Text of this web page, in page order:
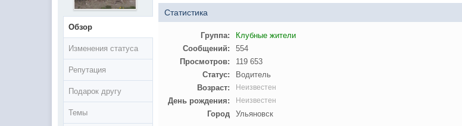
Обзор
Изменения статуса
Репутация
Подарок другу
Темы
Статистика
Группа:
Клубные жители
Сообщений:
554
Просмотров:
119 653
Статус:
Водитель
Возраст:
Неизвестен
День рождения: Неизвестен
Город Ульяновск